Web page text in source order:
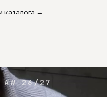
каталога →
AW 26/27